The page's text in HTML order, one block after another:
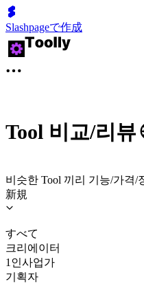
Slashpageで作成
Tool 비교/리뷰
비슷한 Tool 끼리 기능/가격/
新規
すべて
크리에이터
1인사업가
기획자